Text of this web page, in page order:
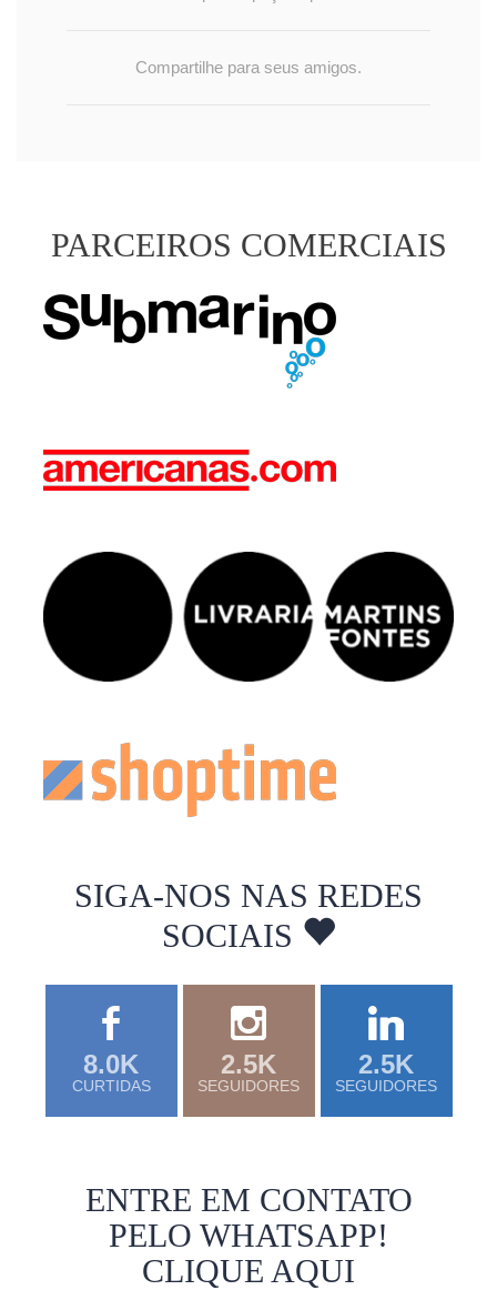
Compartilhe para seus amigos.
PARCEIROS COMERCIAIS
SIGA-NOS NAS REDES
SOCIAIS
8.0K
CURTIDAS
2.5K
SEGUIDORES
2.5K
SEGUIDORES
ENTRE EM CONTATO
PELO WHATSAPP!
CLIQUE AQUI